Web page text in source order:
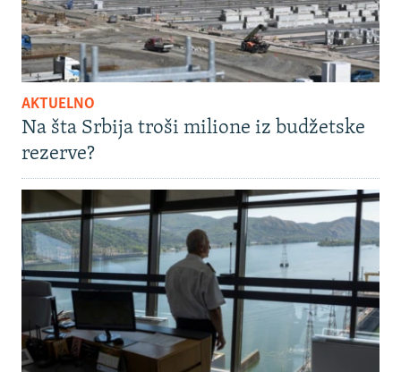
AKTUELNO
Na šta Srbija troši milione iz budžetske
rezerve?